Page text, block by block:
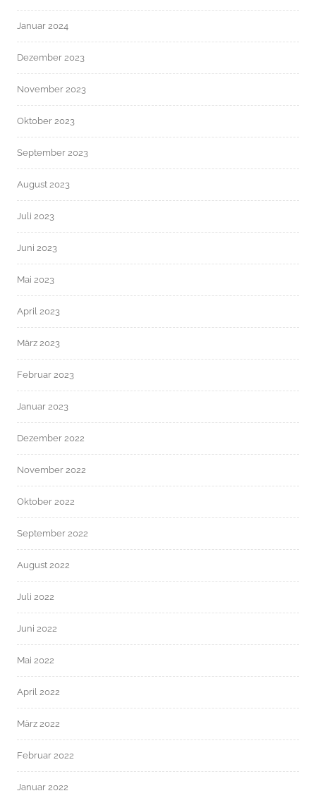
Januar 2024
Dezember 2023
November 2023
Oktober 2023
September 2023
August 2023
Juli 2023
Juni 2023
Mai 2023
April 2023
März 2023
Februar 2023
Januar 2023
Dezember 2022
November 2022
Oktober 2022
September 2022
August 2022
Juli 2022
Juni 2022
Mai 2022
April 2022
März 2022
Februar 2022
Januar 2022